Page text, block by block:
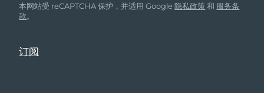
本网站受 reCAPTCHA 保护，并适用 Google隐私政策 和 服务条
款。